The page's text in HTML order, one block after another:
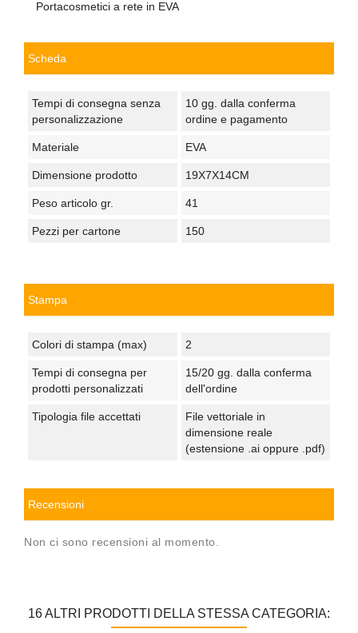
Portacosmetici a rete in EVA
Scheda
Tempi di consegna senza
personalizzazione
10 gg. dalla conferma
ordine e pagamento
Materiale EVA
Dimensione prodotto 19X7X14CM
Peso articolo gr. 41
Pezzi per cartone 150
Stampa
Colori di stampa (max) 2
Tempi di consegna per
prodotti personalizzati
15/20 gg. dalla conferma
dell'ordine
Tipologia file accettati
File vettoriale in
dimensione reale
(estensione .ai oppure .pdf)
Recensioni
Non ci sono recensioni al momento.
16 ALTRI PRODOTTI DELLA STESSA CATEGORIA: